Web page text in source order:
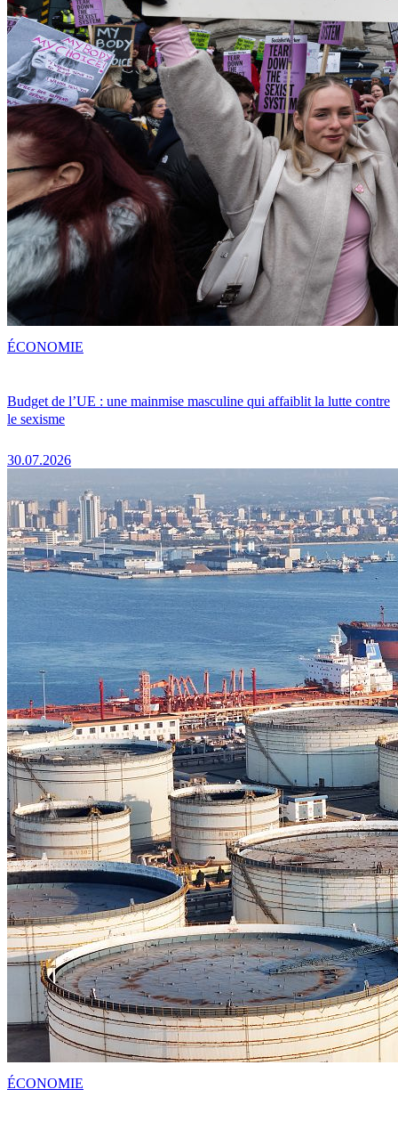
Budget de l’UE : une mainmise masculine qui affaiblit la lutte contre
le sexisme
30.07.2026
ÉCONOMIE
ÉCONOMIE